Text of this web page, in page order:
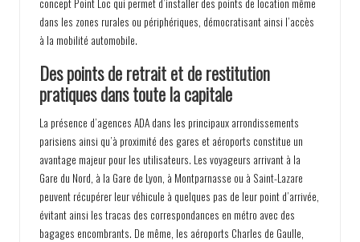
dans les zones rurales ou périphériques, démocratisant ainsi l’accès
à la mobilité automobile.
Des points de retrait et de restitution
pratiques dans toute la capitale
La présence d’agences ADA dans les principaux arrondissements
parisiens ainsi qu’à proximité des gares et aéroports constitue un
avantage majeur pour les utilisateurs. Les voyageurs arrivant à la
Gare du Nord, à la Gare de Lyon, à Montparnasse ou à Saint-Lazare
peuvent récupérer leur véhicule à quelques pas de leur point d’arrivée,
évitant ainsi les tracas des correspondances en métro avec des
bagages encombrants. De même, les aéroports Charles de Gaulle,